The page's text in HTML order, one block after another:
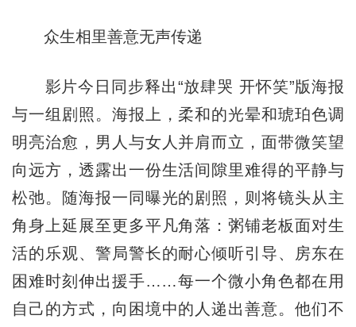
众生相里善意无声传递
影片今日同步释出“放肆哭 开怀笑”版海报
与一组剧照。海报上，柔和的光晕和琥珀色调
明亮治愈，男人与女人并肩而立，面带微笑望
向远方，透露出一份生活间隙里难得的平静与
松弛。随海报一同曝光的剧照，则将镜头从主
角身上延展至更多平凡角落：粥铺老板面对生
活的乐观、警局警长的耐心倾听引导、房东在
困难时刻伸出援手……每一个微小角色都在用
自己的方式，向困境中的人递出善意。他们不